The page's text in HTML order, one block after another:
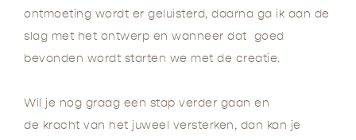
ontmoeting wordt er geluisterd, daarna ga ik aan de
slag met het ontwerp en wanneer dat goed
bevonden wordt starten we met de creatie.
Wil je nog graag een stap verder gaan en
de kracht van het juweel versterken, dan kan je